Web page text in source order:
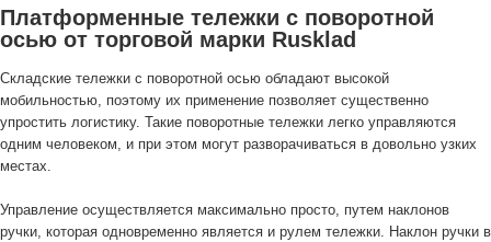
Платформенные тележки с поворотной
осью от торговой марки Rusklad
Складские тележки с поворотной осью обладают высокой
мобильностью, поэтому их применение позволяет существенно
упростить логистику. Такие поворотные тележки легко управляются
одним человеком, и при этом могут разворачиваться в довольно узких
местах.
Управление осуществляется максимально просто, путем наклонов
ручки, которая одновременно является и рулем тележки. Наклон ручки в